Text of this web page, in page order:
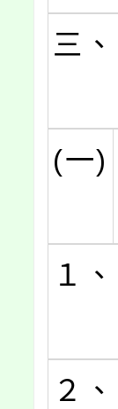
三、
(一)
１、
２、